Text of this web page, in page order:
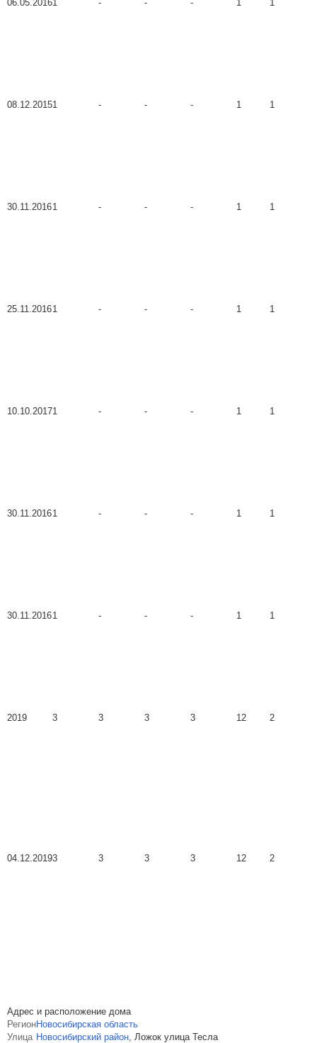
06.05.20161 - - - 1 1
08.12.20151 - - - 1 1
30.11.20161 - - - 1 1
25.11.20161 - - - 1 1
10.10.20171 - - - 1 1
30.11.20161 - - - 1 1
30.11.20161 - - - 1 1
2019 3 3 3 3 12 2
04.12.20193 3 3 3 12 2
Адрес и расположение дома
РегионНовосибирская область
Улица Новосибирский район, Ложок улица Тесла